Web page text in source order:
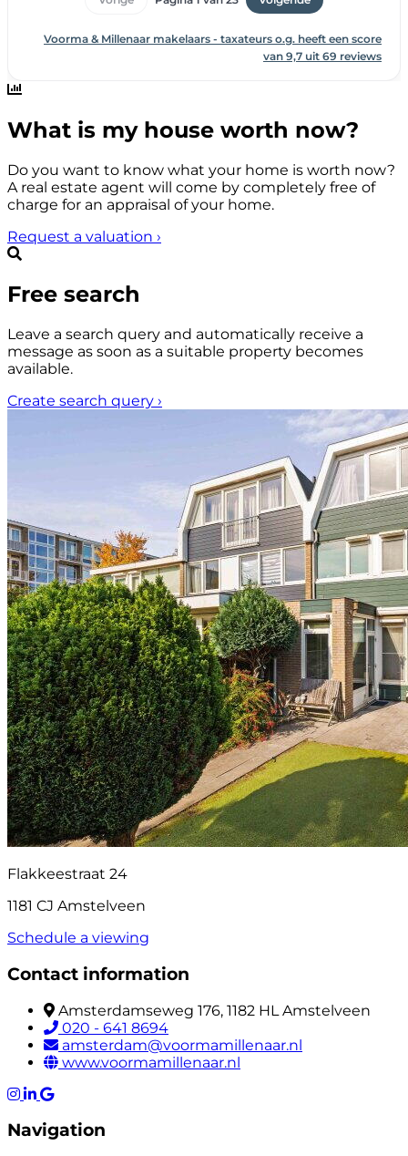
What is my house worth now?
Do you want to know what your home is worth now?
A real estate agent will come by completely free of
charge for an appraisal of your home.
Request a valuation ›
Free search
Leave a search query and automatically receive a
message as soon as a suitable property becomes
available.
Create search query ›
Flakkeestraat 24
1181 CJ Amstelveen
Schedule a viewing
Contact information
Amsterdamseweg 176, 1182 HL Amstelveen
020 - 641 8694
amsterdam@voormamillenaar.nl
www.voormamillenaar.nl
Navigation